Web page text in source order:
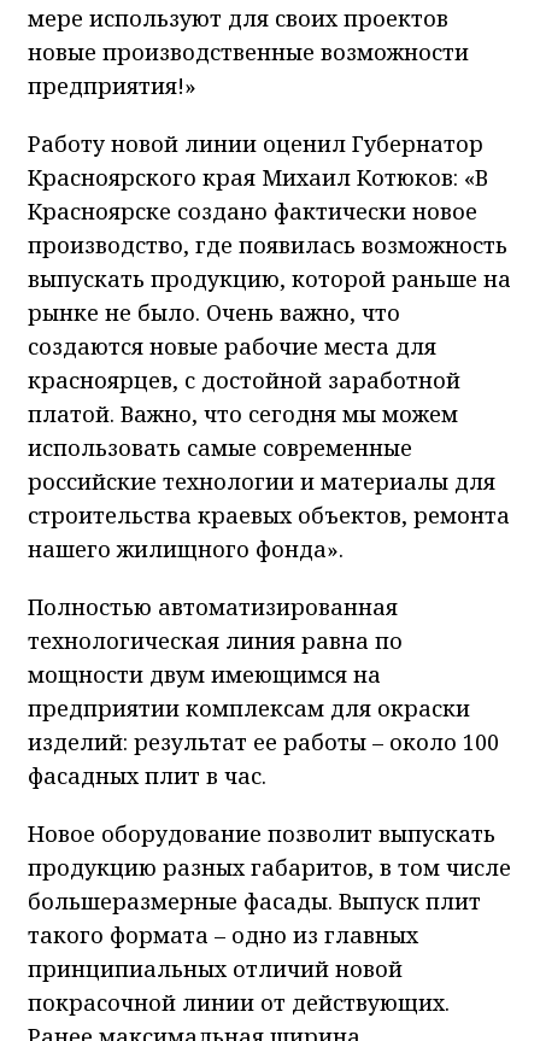
мере используют для своих проектов
новые производственные возможности
предприятия!»
Работу новой линии оценил Губернатор
Красноярского края Михаил Котюков: «В
Красноярске создано фактически новое
производство, где появилась возможность
выпускать продукцию, которой раньше на
рынке не было. Очень важно, что
создаются новые рабочие места для
красноярцев, с достойной заработной
платой. Важно, что сегодня мы можем
использовать самые современные
российские технологии и материалы для
строительства краевых объектов, ремонта
нашего жилищного фонда».
Полностью автоматизированная
технологическая линия равна по
мощности двум имеющимся на
предприятии комплексам для окраски
изделий: результат ее работы – около 100
фасадных плит в час.
Новое оборудование позволит выпускать
продукцию разных габаритов, в том числе
большеразмерные фасады. Выпуск плит
такого формата – одно из главных
принципиальных отличий новой
покрасочной линии от действующих.